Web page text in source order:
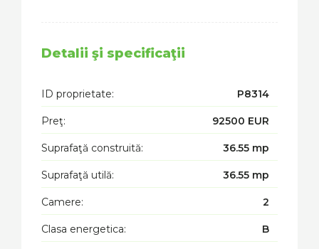
Detalii şi specificaţii
ID proprietate: P8314
Preţ: 92500 EUR
Suprafaţă construită: 36.55 mp
Suprafaţă utilă: 36.55 mp
Camere: 2
Clasa energetica: B